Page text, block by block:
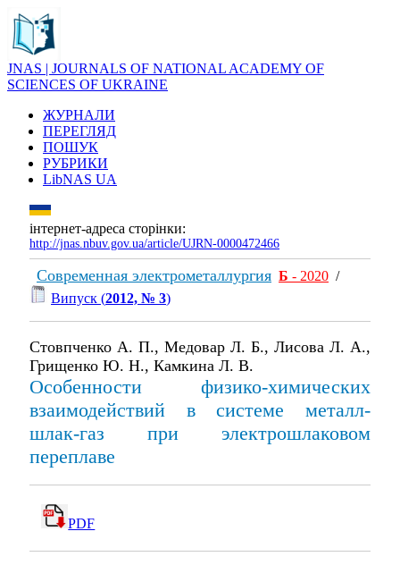
JNAS | JOURNALS OF NATIONAL ACADEMY OF
SCIENCES OF UKRAINE
ЖУРНАЛИ
ПЕРЕГЛЯД
ПОШУК
РУБРИКИ
LibNAS UA
інтернет-адреса сторінки:
http://jnas.nbuv.gov.ua/article/UJRN-0000472466
Современная электрометаллургия Б - 2020 /
Випуск (2012, № 3)
Стовпченко А. П., Медовар Л. Б., Лисова Л. А.,
Грищенко Ю. Н., Камкина Л. В.
Особенности физико-химических
взаимодействий в системе металл-
шлак-газ при электрошлаковом
переплаве
PDF